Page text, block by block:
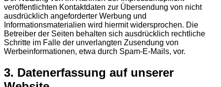
veröffentlichten Kontaktdaten zur Übersendung von nicht
ausdrücklich angeforderter Werbung und
Informationsmaterialien wird hiermit widersprochen. Die
Betreiber der Seiten behalten sich ausdrücklich rechtliche
Schritte im Falle der unverlangten Zusendung von
Werbeinformationen, etwa durch Spam-E-Mails, vor.
3. Datenerfassung auf unserer